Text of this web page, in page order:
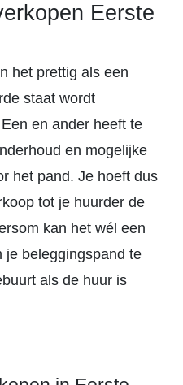
Eerste
het prettig als een
staat wordt
en ander heeft te
en mogelijke
het pand. Je hoeft dus
tot je huurder de
kan het wél een
je beleggingspand te
als de huur is